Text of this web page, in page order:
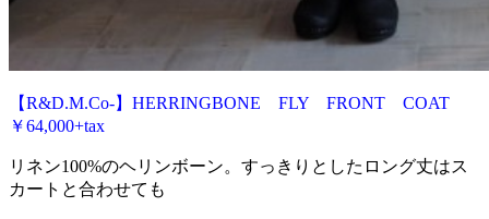
【R&D.M.Co-】HERRINGBONE FLY FRONT COAT
￥64,000+tax
リネン100%のヘリンボーン。すっきりとしたロング丈はス
カートと合わせても